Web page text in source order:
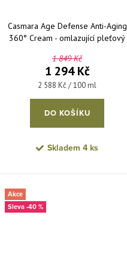
Casmara Age Defense Anti-Aging
360° Cream - omlazující pleťový
1 849 Kč
1 294 Kč
Měrná cena:
2 588 Kč / 100 ml
DO KOŠÍKU
Skladem 4 ks
Akce
-40 %